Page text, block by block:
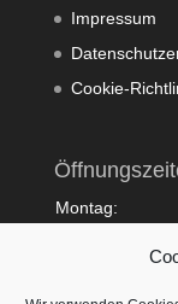
Impressum
Cookie-
Montag: